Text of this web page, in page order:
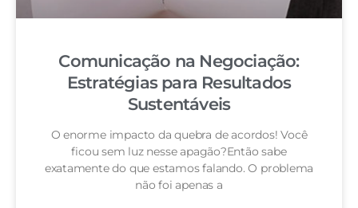
Comunicação na Negociação:
Estratégias para Resultados
Sustentáveis
O enorme impacto da quebra de acordos! Você
ficou sem luz nesse apagão?Então sabe
exatamente do que estamos falando. O problema
não foi apenas a